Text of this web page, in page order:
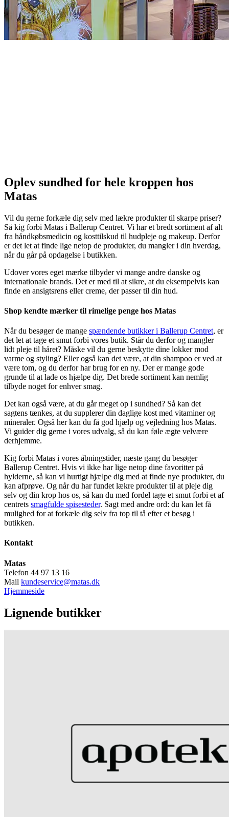
Oplev sundhed for hele kroppen hos
Matas
Vil du gerne forkæle dig selv med lækre produkter til skarpe priser?
Så kig forbi Matas i Ballerup Centret. Vi har et bredt sortiment af alt
fra håndkøbsmedicin og kosttilskud til hudpleje og makeup. Derfor
er det let at finde lige netop de produkter, du mangler i din hverdag,
når du går på opdagelse i butikken.
Udover vores eget mærke tilbyder vi mange andre danske og
internationale brands. Det er med til at sikre, at du eksempelvis kan
finde en ansigtsrens eller creme, der passer til din hud.
Shop kendte mærker til rimelige penge hos Matas
Når du besøger de mange spændende butikker i Ballerup Centret, er
det let at tage et smut forbi vores butik. Står du derfor og mangler
lidt pleje til håret? Måske vil du gerne beskytte dine lokker mod
varme og styling? Eller også kan det være, at din shampoo er ved at
være tom, og du derfor har brug for en ny. Der er mange gode
grunde til at lade os hjælpe dig. Det brede sortiment kan nemlig
tilbyde noget for enhver smag.
Det kan også være, at du går meget op i sundhed? Så kan det
sagtens tænkes, at du supplerer din daglige kost med vitaminer og
mineraler. Også her kan du få god hjælp og vejledning hos Matas.
Vi guider dig gerne i vores udvalg, så du kan føle ægte velvære
derhjemme.
Kig forbi Matas i vores åbningstider, næste gang du besøger
Ballerup Centret. Hvis vi ikke har lige netop dine favoritter på
hylderne, så kan vi hurtigt hjælpe dig med at finde nye produkter, du
kan afprøve. Og når du har fundet lækre produkter til at pleje dig
selv og din krop hos os, så kan du med fordel tage et smut forbi et af
centrets smagfulde spisesteder. Sagt med andre ord: du kan let få
mulighed for at forkæle dig selv fra top til tå efter et besøg i
butikken.
Kontakt
Matas
Telefon 44 97 13 16
Mail kundeservice@matas.dk
Hjemmeside
Lignende butikker